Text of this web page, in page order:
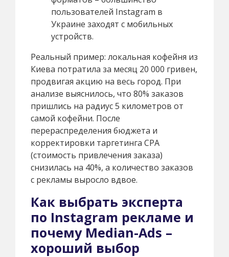
пользователей Instagram в
Украине заходят с мобильных
устройств.
Реальный пример: локальная кофейня из
Киева потратила за месяц 20 000 гривен,
продвигая акцию на весь город. При
анализе выяснилось, что 80% заказов
пришлись на радиус 5 километров от
самой кофейни. После
перераспределения бюджета и
корректировки таргетинга CPA
(стоимость привлечения заказа)
снизилась на 40%, а количество заказов
с рекламы выросло вдвое.
Как выбрать эксперта
по Instagram рекламе и
почему Median-Ads –
хороший выбор